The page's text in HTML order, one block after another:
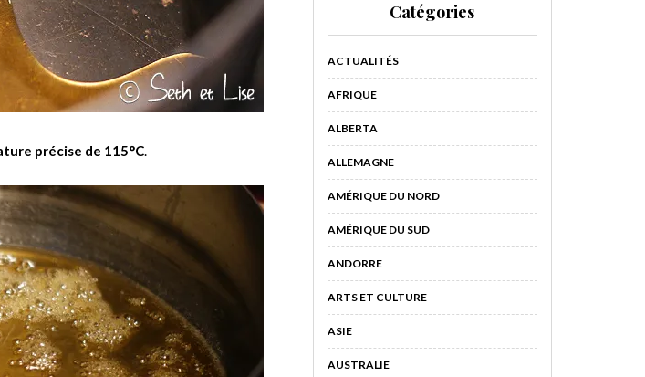
précise de 115°C.
Catégories
ACTUALITÉS
AFRIQUE
ALBERTA
ALLEMAGNE
AMÉRIQUE DU NORD
AMÉRIQUE DU SUD
ANDORRE
ARTS ET CULTURE
ASIE
AUSTRALIE